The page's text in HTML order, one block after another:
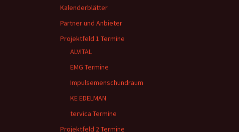
Kalenderblätter
Partner und Anbieter
Projektfeld 1 Termine
ALVITAL
EMG Termine
Impulsemenschundraum
KE EDELMAN
tervica Termine
Projektfeld 2 Termine